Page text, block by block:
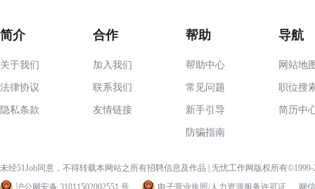
简介
关于我们
法律协议
隐私条款
合作
加入我们
联系我们
友情链接
帮助
帮助中心
常见问题
新手引导
防骗指南
导航
网站地
职位搜
简历中
未经51Job同意，不得转载本网站之所有招聘信息及作品 | 无忧工作网版权所有
沪公网安备 31011502002551 号
电子营业执照/人力资源服务许可证 网